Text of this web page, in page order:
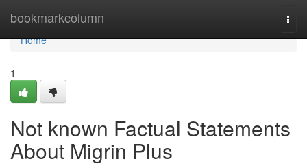
bookmarkcolumn
Home
Home
1
Not known Factual Statements
About Migrin Plus